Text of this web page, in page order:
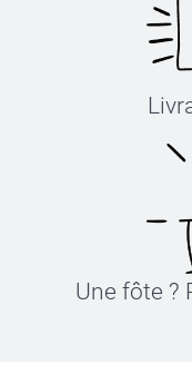
Une fôte ?